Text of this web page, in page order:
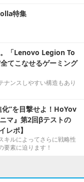
特集
「Lenovo Legion To
てこなせるゲーミング
ナンスしやすい構造もあり
”を目撃せよ！HoYov
マ』第2回βテストの
レポ】
キルによってさらに戦略性
要素に迫ります！